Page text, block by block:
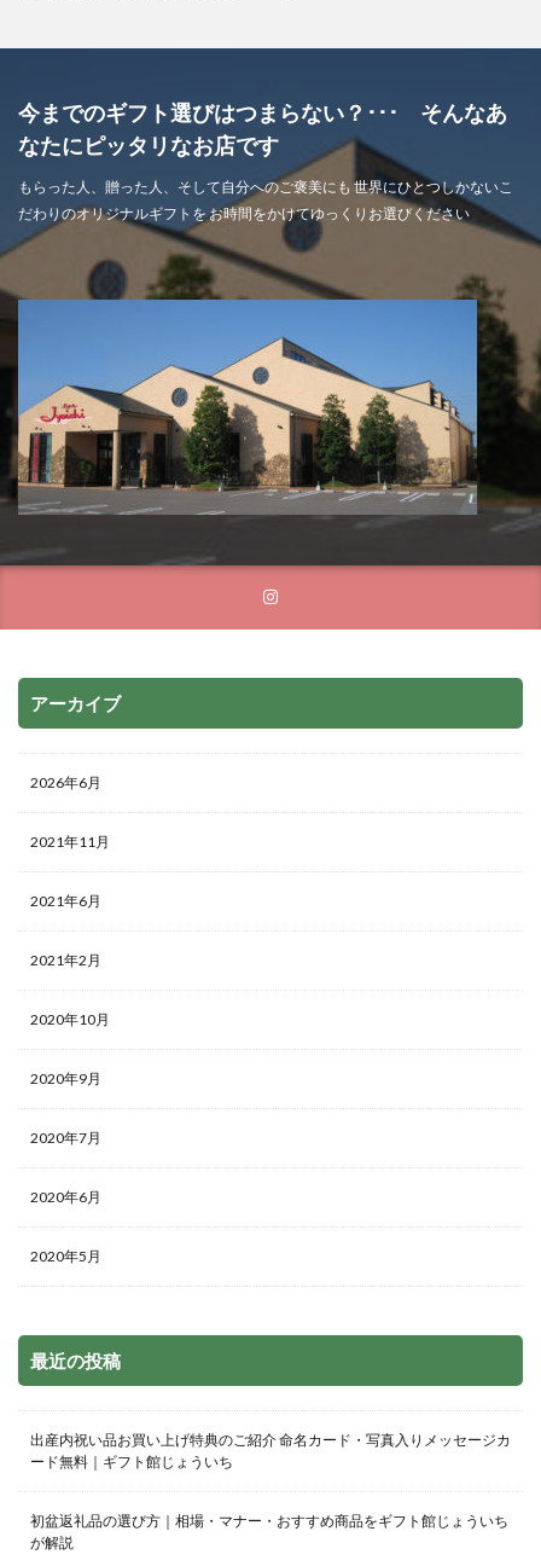
今までのギフト選びはつまらない？･･･ そんなあ
なたにピッタリなお店です
もらった人、贈った人、そして自分へのご褒美にも 世界にひとつしかないこ
だわりのオリジナルギフトを お時間をかけてゆっくりお選びください
アーカイブ
2026年6月
2021年11月
2021年6月
2021年2月
2020年10月
2020年9月
2020年7月
2020年6月
2020年5月
最近の投稿
出産内祝い品お買い上げ特典のご紹介 命名カード・写真入りメッセージカ
ード無料｜ギフト館じょういち
初盆返礼品の選び方｜相場・マナー・おすすめ商品をギフト館じょういち
が解説